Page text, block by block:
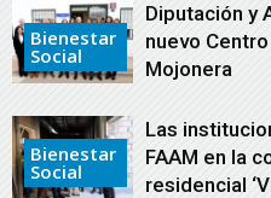
Bienestar
Social
Diputación y
nuevo
Mojonera
Bienestar
Social
Las
FAAM en la
residencial